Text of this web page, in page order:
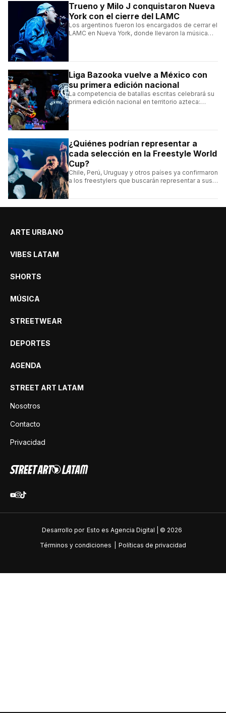
Trueno y Milo J conquistaron Nueva
York con el cierre del LAMC
Los argentinos fueron los encargados de cerrar el
LAMC en Nueva York, donde llevaron la música
Liga Bazooka vuelve a México con
su primera edición nacional
La competencia de batallas escritas celebrará su
primera edición nacional en territorio azteca:
¿Quiénes podrían representar a
cada selección en la Freestyle World
Cup?
Chile, Perú, Uruguay y otros países ya confirmaron
a los freestylers que buscarán representar a sus
ARTE URBANO
VIBES LATAM
SHORTS
MÚSICA
STREETWEAR
DEPORTES
AGENDA
STREET ART LATAM
Nosotros
Contacto
Privacidad
Desarrollo por Esto es Agencia Digital | © 2026
Términos y condiciones
Políticas de privacidad